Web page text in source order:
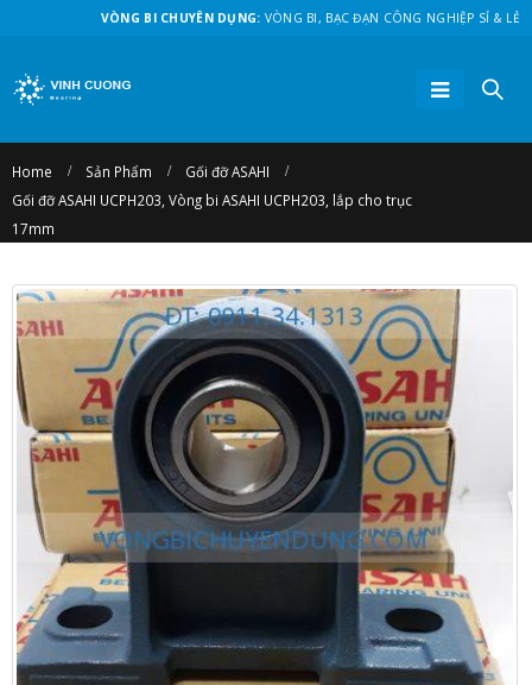
VÒNG BI CHUYÊN DỤNG: VÒNG BI, BẠC ĐẠN CÔNG NGHIỆP SỈ & LẺ
Home Sản Phẩm
Gối đỡ ASAHI
Gối đỡ ASAHI UCPH203, Vòng bi ASAHI UCPH203, lắp cho trục
17mm